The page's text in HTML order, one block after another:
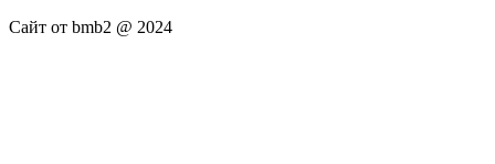
Сайт от bmb2 @ 2024